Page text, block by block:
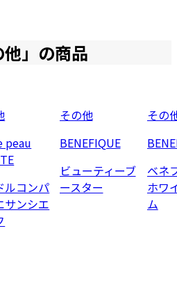
他」の商品
peau
ルコンパ
サンシエ
その他
BENEFIQUE
ビューティーブ
ースター
その
ベネ
ホワ
ム